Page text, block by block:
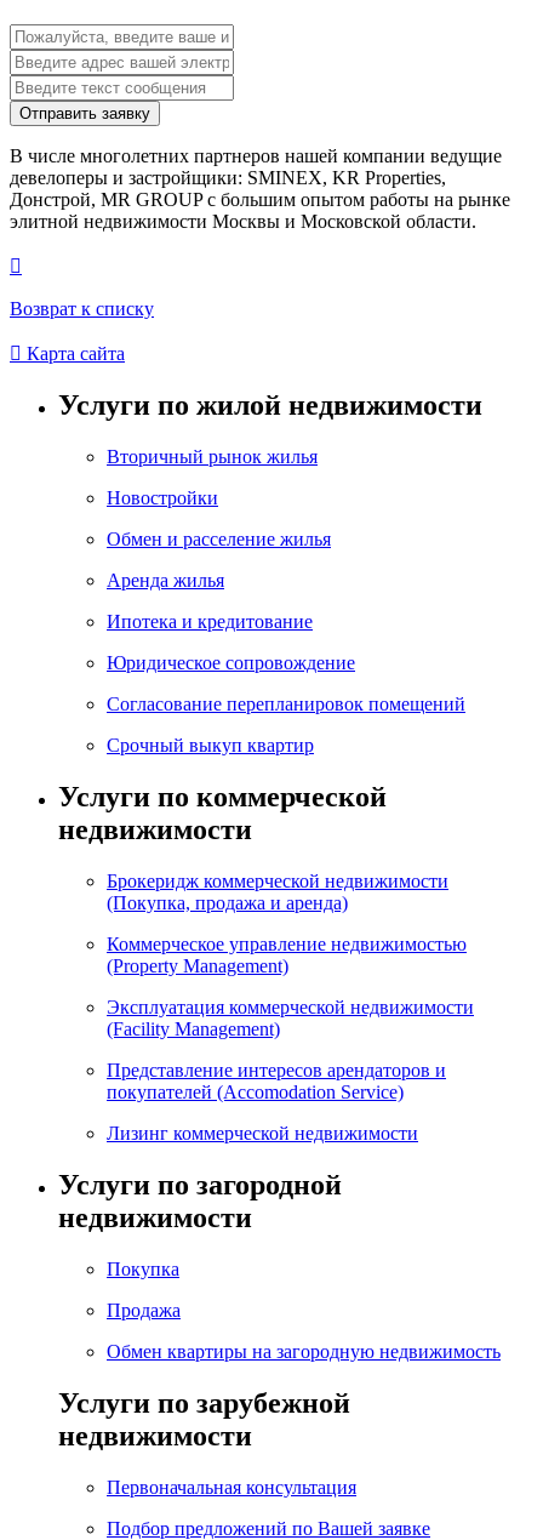
Отправить заявку
В числе многолетних партнеров нашей компании ведущие
девелоперы и застройщики: SMINEX, KR Properties,
Донстрой, MR GROUP c большим опытом работы на рынке
элитной недвижимости Москвы и Московской области.

Возврат к списку
 Карта сайта
Услуги по жилой недвижимости
Вторичный рынок жилья
Новостройки
Обмен и расселение жилья
Аренда жилья
Ипотека и кредитование
Юридическое сопровождение
Согласование перепланировок помещений
Срочный выкуп квартир
Услуги по коммерческой
недвижимости
Брокеридж коммерческой недвижимости
(Покупка, продажа и аренда)
Коммерческое управление недвижимостью
(Property Management)
Эксплуатация коммерческой недвижимости
(Facility Management)
Представление интересов арендаторов и
покупателей (Accomodation Service)
Лизинг коммерческой недвижимости
Услуги по загородной
недвижимости
Покупка
Продажа
Обмен квартиры на загородную недвижимость
Услуги по зарубежной
недвижимости
Первоначальная консультация
Подбор предложений по Вашей заявке